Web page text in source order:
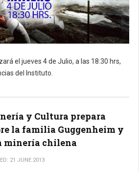
el jueves 4 de Julio, a las 18:30 hrs,
del Instituto.
y Cultura prepara
la familia Guggenheim y
minería chilena
21 JUNE 2013